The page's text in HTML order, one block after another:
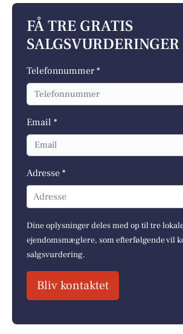
FÅ TRE GRATIS
SALGSVURDERINGER
Telefonnummer *
Email *
Adresse *
Adresse
Dine oplysninger deles med op til tre
ejendomsmæglere, som efterfølgende vil
salgsvurdering.
Bliv kontaktet